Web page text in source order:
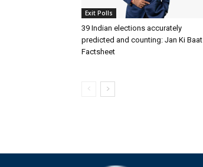
Exit Polls
39 Indian elections accurately
predicted and counting: Jan Ki Baat
Factsheet